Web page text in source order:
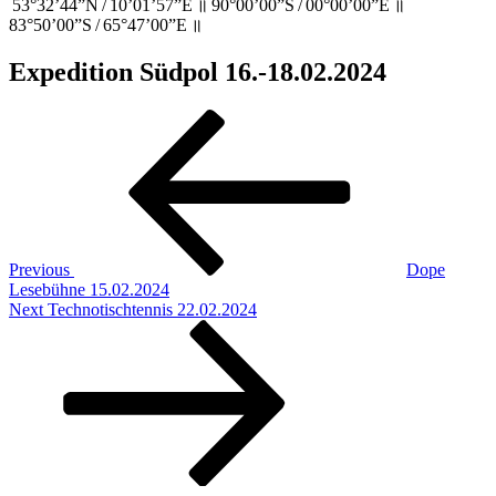
53°32’44”N / 10’01’57”E ॥ 90°00’00”S / 00°00’00”E ॥
83°50’00”S / 65°47’00”E ॥
Expedition Südpol 16.-18.02.2024
Beitragsnavigation
Previous
Dope
Lesebühne 15.02.2024
Next
Next Technotischtennis 22.02.2024